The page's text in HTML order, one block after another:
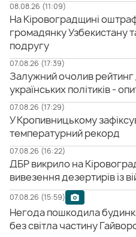
08.08.26 (11:09)
На Кіровоградщині
громадянку Узбекистану
подругу
07.08.26 (17:39)
Залужний очолив рейтинг
українських політиків -
07.08.26 (17:29)
У Кропивницькому
температурний рекорд
07.08.26 (16:22)
ДБР викрило на
вивезення дезертирів із
07.08.26 (15:59)
Негода пошкодила
без світла частину